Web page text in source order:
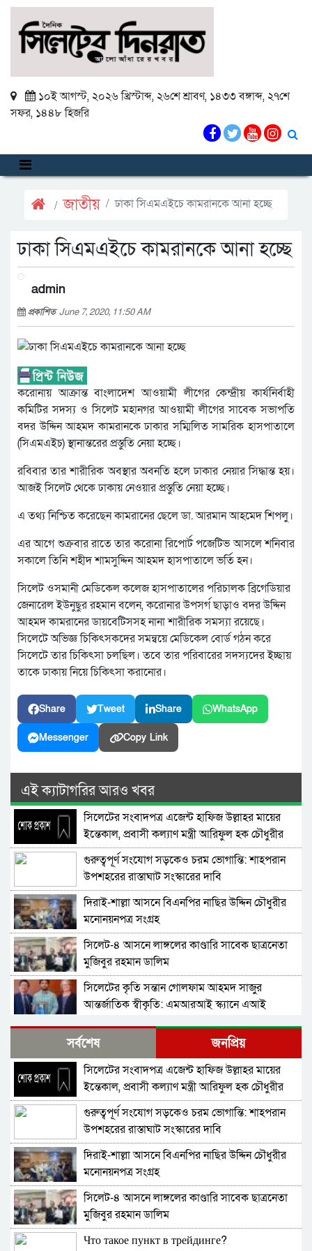
১০ই আগস্ট, ২০২৬ খ্রিস্টাব্দ, ২৬শে শ্রাবণ, ১৪৩৩ বঙ্গাব্দ, ২৭শে
সফর, ১৪৪৮ হিজরি
জাতীয় ঢাকা সিএমএইচে কামরানকে আনা হচ্ছে
ঢাকা সিএমএইচে কামরানকে আনা হচ্ছে
admin
প্রকাশিতJune 7, 2020, 11:50 AM
করোনায় আক্রান্ত বাংলাদেশ আওয়ামী লীগের কেন্দ্রীয় কার্যনির্বাহী
কমিটির সদস্য ও সিলেট মহানগর আওয়ামী লীগের সাবেক সভাপতি
বদর উদ্দিন আহমদ কামরানকে ঢাকার সম্মিলিত সামরিক হাসপাতালে
(সিএমএইচ) স্থানান্তরের প্রস্তুতি নেয়া হচ্ছে।
রবিবার তার শারীরিক অবস্থার অবনতি হলে ঢাকার নেয়ার সিদ্ধান্ত হয়।
আজই সিলেট থেকে ঢাকায় নেওয়ার প্রস্তুতি নেয়া হচ্ছে।
এ তথ্য নিশ্চিত করেছেন কামরানের ছেলে ডা. আরমান আহমেদ শিপলু।
এর আগে শুক্রবার রাতে তার করোনা রিপোর্ট পজেটিভ আসলে শনিবার
সকালে তিনি শহীদ শামসুদ্দিন আহমদ হাসপাতালে ভর্তি হন।
সিলেট ওসমানী মেডিকেল কলেজ হাসপাতালের পরিচালক ব্রিগেডিয়ার
জেনারেল ইউনুছুর রহমান বলেন, করোনার উপসর্গ ছাড়াও বদর উদ্দিন
আহমদ কামরানের ডায়বেটিসসহ নানা শারীরিক সমস্যা রয়েছে।
সিলেটে অভিজ্ঞ চিকিৎসকদের সমন্বয়ে মেডিকেল বোর্ড গঠন করে
সিলেটে তার চিকিৎসা চলছিল। তবে তার পরিবারের সদস্যদের ইচ্ছায়
তাকে ঢাকায় নিয়ে চিকিৎসা করানোর।
Share Tweet Share WhatsApp
Messenger Copy Link
এই ক্যাটাগরির আরও খবর
সিলেটের সংবাদপত্র এজেন্ট হাফিজ উল্লাহর মায়ের
ইন্তেকাল, প্রবাসী কল্যাণ মন্ত্রী আরিফুল হক চৌধুরীর
শোক
গুরুত্বপূর্ণ সংযোগ সড়কেও চরম ভোগান্তি: শাহপরান
উপশহরের রাস্তাঘাট সংস্কারের দাবি
দিরাই-শাল্লা আসনে বিএনপির নাছির উদ্দিন চৌধুরীর
মনোনয়নপত্র সংগ্রহ
সিলেট-৪ আসনে লাঙ্গলের কাণ্ডারি সাবেক ছাত্রনেতা
মুজিবুর রহমান ডালিম
সিলেটের কৃতি সন্তান গোলফাম আহমদ সাজুর
আন্তর্জাতিক স্বীকৃতি: এমআরআই স্ক্যানে এআই
দিরাইয়ে নাছির চৌধুরী’র পক্ষে ৩১ দফার লিফলেট
বিতরণ
কোম্পানীগঞ্জে বিএনপির ‘রাষ্ট্র কাঠামো মেরামত’ ৩১
দফার লিফলেট বিতরণ ও গণসংযোগ
জকিগঞ্জে আইনের তোয়াক্কা নেই! খাসজমি দখল করে
নির্বিঘ্নে ভবন বানাচ্ছেন সোনাসার বাজার কমিটির নেতা
আলাউদ্দিন আলাই
বন্ধ থাকবে সিলেটের ৭টি এলাকায় দীর্ঘ ৯ ঘণ্টা বিদ্যুৎ
নিরাপত্তাহীনতায় লাভলুর পরিবার: সিলেটে সশস্ত্র
হামলায়, লুন্ঠিত অর্থ-স্বর্ণ
জলবায়ূ পরিবর্তনে হুমকির মুখে সিলেট
সর্বশেষ জনপ্রিয়
সিলেটের সংবাদপত্র এজেন্ট হাফিজ উল্লাহর মায়ের
ইন্তেকাল, প্রবাসী কল্যাণ মন্ত্রী আরিফুল হক চৌধুরীর
শোক
গুরুত্বপূর্ণ সংযোগ সড়কেও চরম ভোগান্তি: শাহপরান
উপশহরের রাস্তাঘাট সংস্কারের দাবি
দিরাই-শাল্লা আসনে বিএনপির নাছির উদ্দিন চৌধুরীর
মনোনয়নপত্র সংগ্রহ
সিলেট-৪ আসনে লাঙ্গলের কাণ্ডারি সাবেক ছাত্রনেতা
মুজিবুর রহমান ডালিম
Что такое пункт в трейдинге?